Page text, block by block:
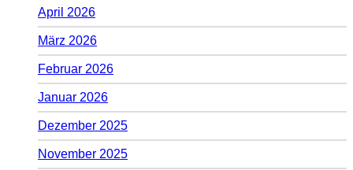
April 2026
März 2026
Februar 2026
Januar 2026
Dezember 2025
November 2025